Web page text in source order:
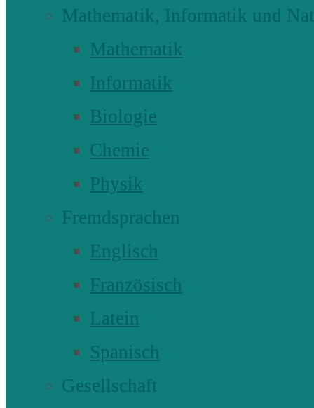
Mathematik, Informatik und
Mathematik
Informatik
Biologie
Chemie
Physik
Fremdsprachen
Englisch
Französisch
Latein
Spanisch
Gesellschaft